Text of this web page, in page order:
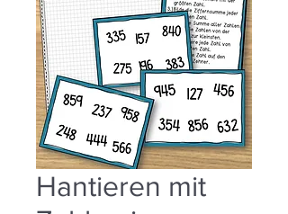
Hantieren mit